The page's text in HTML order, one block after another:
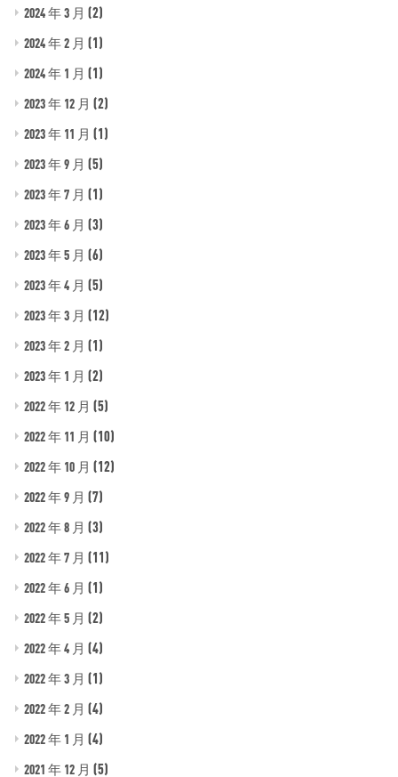
2024 年 3 月 (2)
2024 年 2 月 (1)
2024 年 1 月 (1)
2023 年 12 月 (2)
2023 年 11 月 (1)
2023 年 9 月 (5)
2023 年 7 月 (1)
2023 年 6 月 (3)
2023 年 5 月 (6)
2023 年 4 月 (5)
2023 年 3 月 (12)
2023 年 2 月 (1)
2023 年 1 月 (2)
2022 年 12 月 (5)
2022 年 11 月 (10)
2022 年 10 月 (12)
2022 年 9 月 (7)
2022 年 8 月 (3)
2022 年 7 月 (11)
2022 年 6 月 (1)
2022 年 5 月 (2)
2022 年 4 月 (4)
2022 年 3 月 (1)
2022 年 2 月 (4)
2022 年 1 月 (4)
2021 年 12 月 (5)